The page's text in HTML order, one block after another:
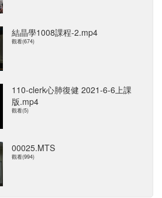
結晶學1008課程-2.mp4
觀看(674)
110-clerk心肺復健 2021-6-6上課
版.mp4
觀看(5)
00025.MTS
觀看(994)